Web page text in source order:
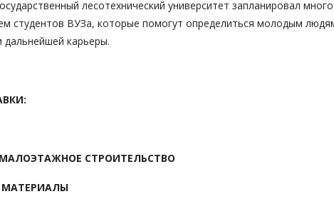
лесотехнический университет запланировал
студентов ВУЗа, которые помогут определиться молодым
карьеры.
СТРОИТЕЛЬСТВО
МАТЕРИАЛЫ